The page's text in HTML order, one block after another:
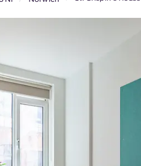
l'avant-garde d'une
logement étudiant
de [nom de l'entreprise] avec
l'ambition et des moments
English (US)